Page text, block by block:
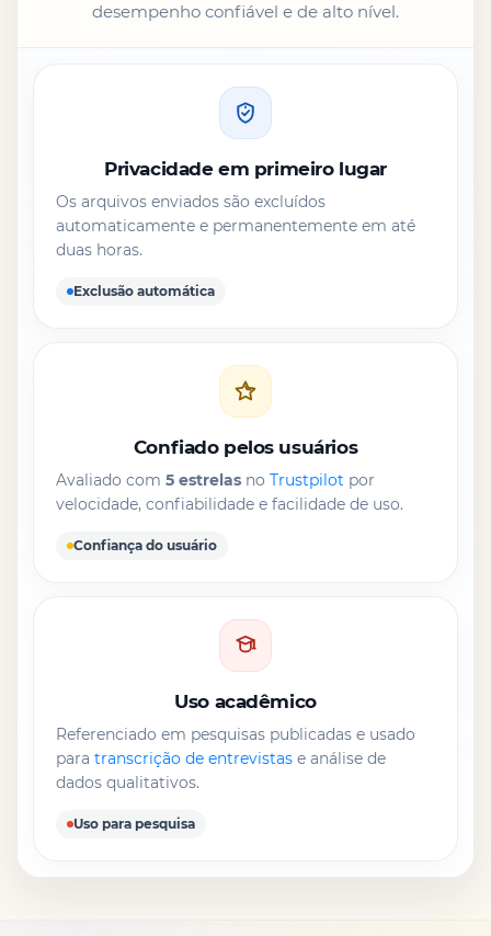
desempenho confiável e de alto nível.
Privacidade em primeiro lugar
Os arquivos enviados são excluídos
automaticamente e permanentemente em até
duas horas.
Exclusão automática
Confiado pelos usuários
Avaliado com 5 estrelas no Trustpilot por
velocidade, confiabilidade e facilidade de uso.
Confiança do usuário
Uso acadêmico
Referenciado em pesquisas publicadas e usado
para transcrição de entrevistas e análise de
dados qualitativos.
Uso para pesquisa